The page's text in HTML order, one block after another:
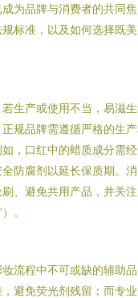
为品牌与消费者的共同焦
标准，以及如何选择既
生产或使用不当，易滋
规品牌需遵循严格的生
，口红中的蜡质成分需
防腐剂以延长保质期。
、避免共用产品，并关
。
流程中不可或缺的辅助
避免荧光剂残留；而专